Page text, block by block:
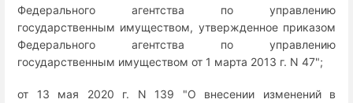
Федерального агентства по управлению
государственным имуществом, утвержденное приказом
Федерального агентства по управлению
государственным имуществом от 1 марта 2013 г. N 47";
от 13 мая 2020 г. N 139 "О внесении изменений в